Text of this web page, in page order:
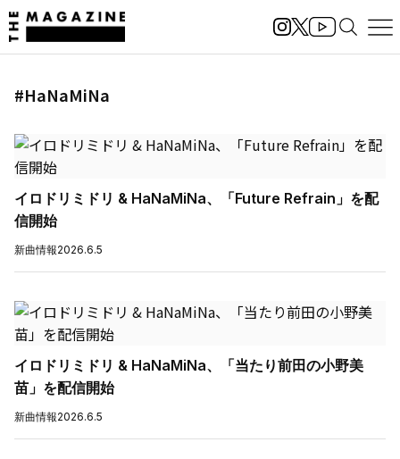
#HaNaMiNa
イロドリミドリ & HaNaMiNa、「Future Refrain」を配
信開始
新曲情報2026.6.5
イロドリミドリ & HaNaMiNa、「当たり前田の小野美
苗」を配信開始
新曲情報2026.6.5